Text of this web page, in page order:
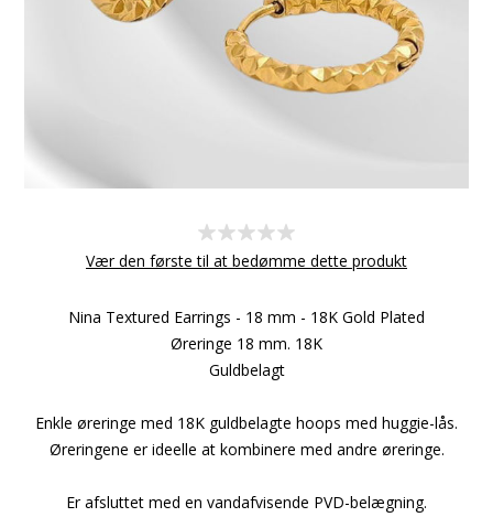
Vær den første til at bedømme dette produkt
Nina Textured Earrings - 18 mm - 18K Gold Plated
Øreringe 18 mm. 18K
Guldbelagt
Enkle øreringe med 18K guldbelagte hoops med huggie-lås.
Øreringene er ideelle at kombinere med andre øreringe.
Er afsluttet med en vandafvisende PVD-belægning.